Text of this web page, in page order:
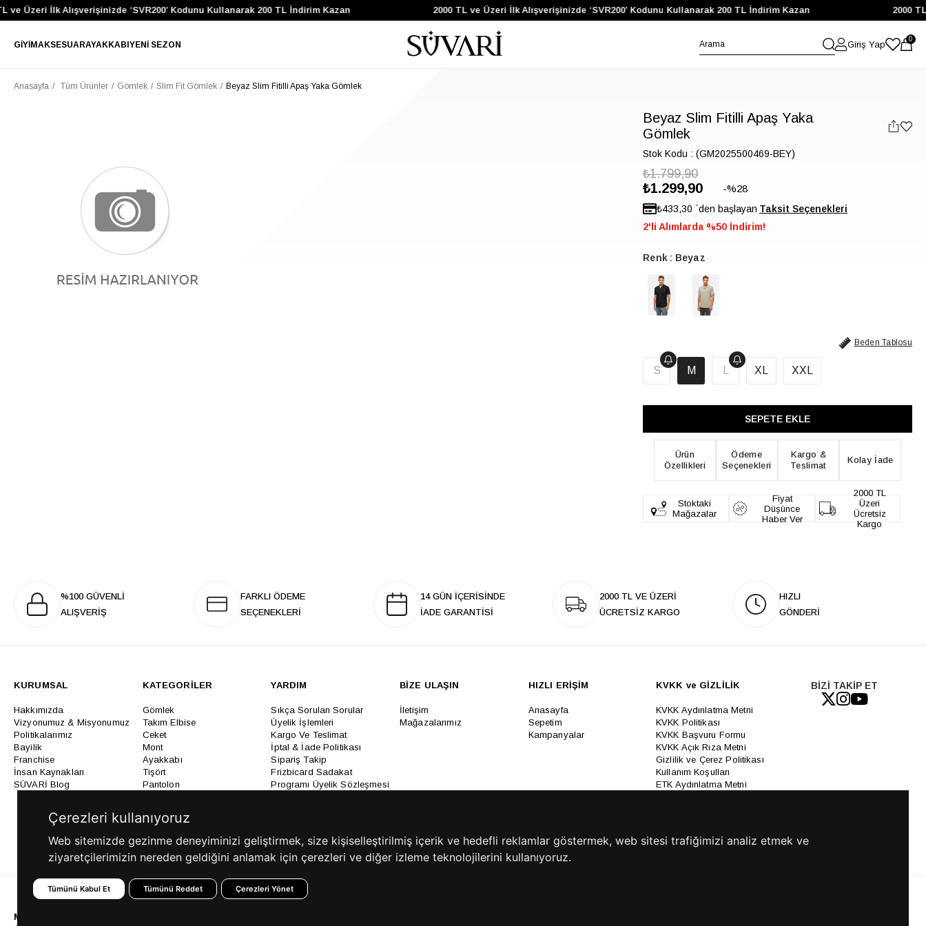
ve Üzeri İlk Alışverişinizde ‘SVR200’ Kodunu Kullanarak 200 TL İndirim Kazan 2000 TL ve Üzeri İlk Alışverişinizde ‘SVR200’ Kodunu Kullanarak 200 TL İndirim Kazan 2000
GIYIMAKSESUARAYAKKABIYENI SEZON Giriş Yap
0
Anasayfa Tüm Ürünler Gömlek Slim Fit Gömlek Beyaz Slim Fitilli Apaş Yaka Gömlek
Beyaz Slim Fitilli Apaş Yaka
Gömlek
Stok Kodu (GM2025500469-BEY)
₺1.799,90
₺1.299,90 28
₺433,30 `den başlayan
2'li Alımlarda %50 İndirim!
Renk Beyaz
Beden Tablosu
S M XL XXL
Ürün
Özellikleri
Ödeme
Seçenekleri
Kargo &
Teslimat
Kolay İade
Stoktaki
Mağazalar
Fiyat
Düşünce
Haber Ver
2000 TL
Üzeri
Ücretsiz
Kargo
%100 GÜVENLİ
ALIŞVERİŞ
FARKLI ÖDEME
SEÇENEKLERİ
14 GÜN İÇERİSİNDE
İADE GARANTİSİ
2000 TL VE ÜZERİ
ÜCRETSİZ KARGO
HIZLI
GÖNDERİ
KURUMSAL
Hakkımızda
Vizyonumuz & Misyonumuz
Politikalarımız
Bayilik
Franchise
İnsan Kaynakları
SÜVARİ Blog
KATEGORİLER
Gömlek
Takım Elbise
Ceket
Mont
Ayakkabı
Tişört
Pantolon
Ofis Favorileri
Mezuniyet Kıyafetleri
YARDIM
Sıkça Sorulan Sorular
Üyelik İşlemleri
Kargo Ve Teslimat
İptal & İade Politikası
Sipariş Takip
Frizbicard Sadakat
Programı Üyelik Sözleşmesi
BİZE ULAŞIN
İletişim
Mağazalarımız
HIZLI ERİŞİM
Anasayfa
Sepetim
Kampanyalar
KVKK ve GİZLİLİK
KVKK Aydınlatma Metni
KVKK Politikası
KVKK Başvuru Formu
KVKK Açık Rıza Metni
Gizlilik ve Çerez Politikası
Kullanım Koşulları
ETK Aydınlatma Metni
BİZİ TAKİP ET
MÜŞTERİ HİZMETLERİ
Çerezleri kullanıyoruz
Web sitemizde gezinme deneyiminizi geliştirmek, size kişiselleştirilmiş içerik ve hedefli reklamlar göstermek, web sitesi trafiğimizi analiz etmek ve
ziyaretçilerimizin nereden geldiğini anlamak için çerezleri ve diğer izleme teknolojilerini kullanıyoruz.
Tümünü Kabul Et Tümünü Reddet Çerezleri Yönet